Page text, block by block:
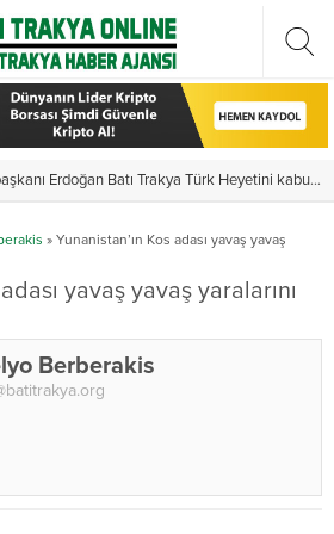
Türkiye Cumhurbaşkanı Erdoğan Batı Trakya Türk Heyetini kabul etti
» Yunanistan’ın Kos adası yavaş yavaş
yavaş yavaş yaralarını
Berberakis